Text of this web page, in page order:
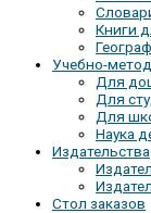
Книги
Учебно-
Для
Для
Для
Наука
Издательства
Стол заказов